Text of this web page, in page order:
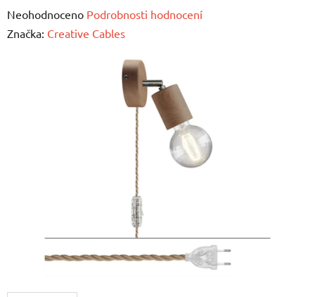
Průměrné
hodnocení
Neohodnoceno Podrobnosti hodnocení
Značka: Creative Cables